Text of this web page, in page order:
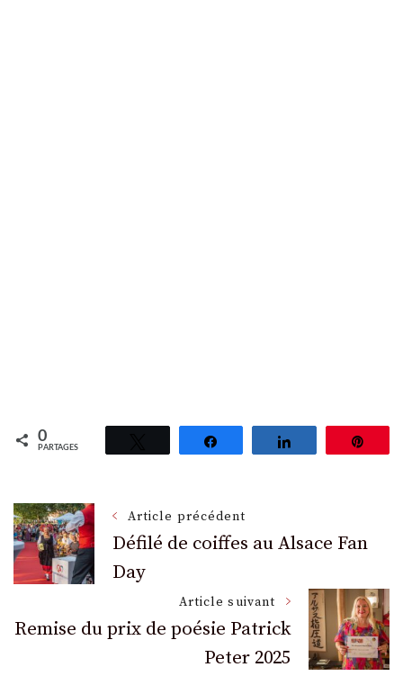
0
PARTAGES
Navigation
des
articles
Article précédent
Défilé de coiffes au Alsace Fan
Day
Article suivant
Remise du prix de poésie Patrick
Peter 2025